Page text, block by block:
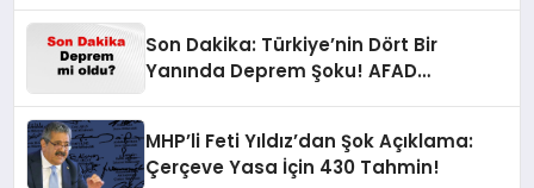
Son Dakika: Türkiye’nin Dört Bir
Yanında Deprem Şoku! AFAD
MHP’li Feti Yıldız’dan Şok Açıklama:
Çerçeve Yasa İçin 430 Tahmin!